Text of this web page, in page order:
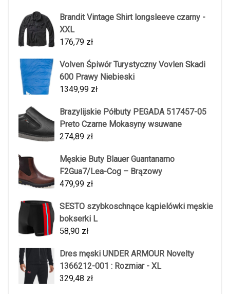
Brandit Vintage Shirt longsleeve czarny -
XXL
176,79 zł
Volven Śpiwór Turystyczny Vovlen Skadi
600 Prawy Niebieski
1349,99 zł
Brazylijskie Półbuty PEGADA 517457-05
Preto Czarne Mokasyny wsuwane
274,89 zł
Męskie Buty Blauer Guantanamo
F2Gua7/Lea-Cog – Brązowy
479,99 zł
SESTO szybkoschnące kąpielówki męskie
bokserki L
58,90 zł
Dres męski UNDER ARMOUR Novelty
1366212-001 : Rozmiar - XL
329,48 zł